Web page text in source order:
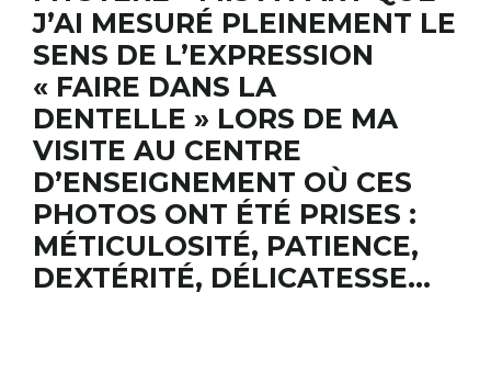
J’AI MESURÉ PLEINEMENT LE
SENS DE L’EXPRESSION
« FAIRE DANS LA
DENTELLE » LORS DE MA
VISITE AU CENTRE
D’ENSEIGNEMENT OÙ CES
PHOTOS ONT ÉTÉ PRISES :
MÉTICULOSITÉ, PATIENCE,
DEXTÉRITÉ, DÉLICATESSE…